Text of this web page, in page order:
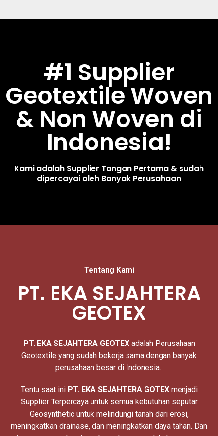
#1 Supplier
Geotextile Woven
& Non Woven di
Indonesia!
Kami adalah Supplier Tangan Pertama & sudah
dipercayai oleh Banyak Perusahaan
Tentang Kami
PT. EKA SEJAHTERA
GEOTEX
PT. EKA SEJAHTERA GEOTEXadalah Perusahaan
Geotextile yang sudah bekerja sama dengan banyak
perusahaan besar di Indonesia.
Tentu saat ini PT. EKA SEJAHTERA GOTEXmenjadi
Supplier Terpercaya untuk semua kebutuhan seputar
Geosynthetic untuk melindungi tanah dari erosi,
meningkatkan drainase, dan meningkatkan daya tahan. Dan